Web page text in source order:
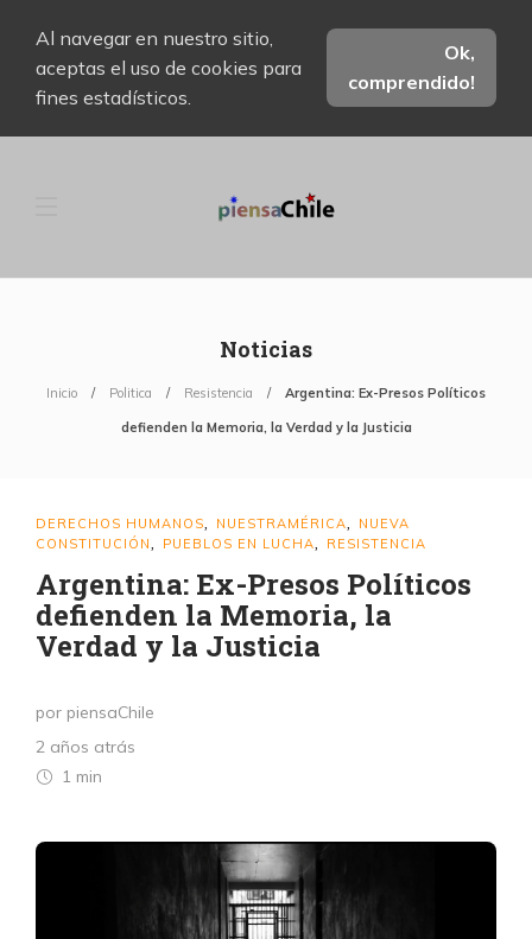
Al navegar en nuestro sitio,
aceptas el uso de cookies para
fines estadísticos.
Ok,
comprendido!
Noticias
Inicio Politica Resistencia Argentina: Ex-Presos Políticos
defienden la Memoria, la Verdad y la Justicia
DERECHOS HUMANOS NUESTRAMÉRICA
NUEVA
CONSTITUCIÓN
PUEBLOS EN LUCHA RESISTENCIA
Argentina: Ex-Presos Políticos
defienden la Memoria, la
Verdad y la Justicia
por piensaChile
2 años atrás
1 min